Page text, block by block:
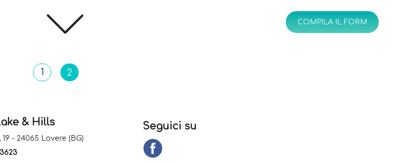
COMPILA IL FORM
1 2
& Hills
- 24065 Lovere (BG)
Seguici su